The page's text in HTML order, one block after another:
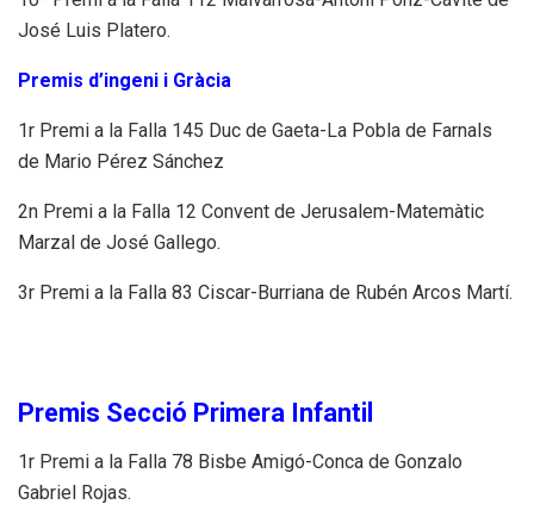
José Luis Platero.
Premis d’ingeni i Gràcia
1r Premi a la Falla 145 Duc de Gaeta-La Pobla de Farnals
de Mario Pérez Sánchez
2n Premi a la Falla 12 Convent de Jerusalem-Matemàtic
Marzal de José Gallego.
3r Premi a la Falla 83 Ciscar-Burriana de Rubén Arcos Martí.
Premis Secció Primera Infantil
1r Premi a la Falla 78 Bisbe Amigó-Conca de Gonzalo
Gabriel Rojas.